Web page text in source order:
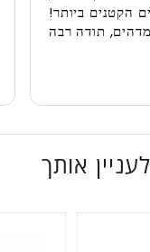
הקטנים ביותר!
אותך